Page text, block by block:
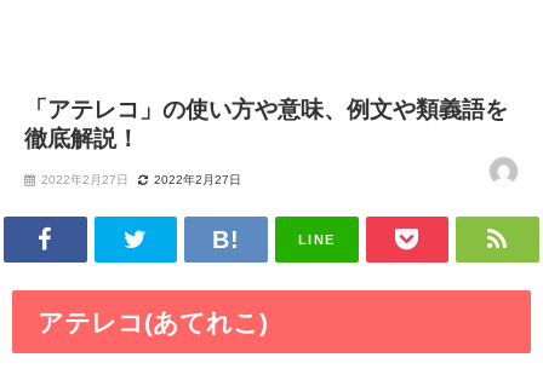
「アテレコ」の使い方や意味、例文や類義語を
徹底解説！
2022年2月27日 2022年2月27日
LINE
アテレコ(あてれこ)